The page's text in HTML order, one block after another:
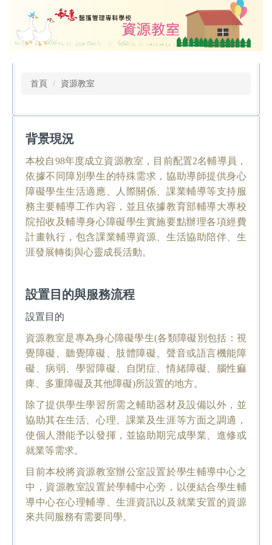
首頁 資源教室
背景現況
本校自98年度成立資源教室，目前配置2名輔導員，
依據不同障別學生的特殊需求，協助導師提供身心
障礙學生生活適應、人際關係、課業輔導等支持服
務主要輔導工作內容，並且依據教育部輔導大專校
院招收及輔導身心障礙學生實施要點辦理各項經費
計畫執行，包含課業輔導資源、生活協助陪伴、生
涯發展轉銜與心靈成長活動。
設置目的與服務流程
設置目的
資源教室是專為身心障礙學生(各類障礙別包括：視
覺障礙、聽覺障礙、肢體障礙、聲音或語言機能障
礙、病弱、學習障礙、自閉症、情緒障礙、腦性痲
痺、多重障礙及其他障礙)所設置的地方。
除了提供學生學習所需之輔助器材及設備以外，並
協助其在生活、心理、課業及生涯等方面之調適，
使個人潛能予以發揮，並協助期完成學業、進修或
就業等需求。
目前本校將資源教室辦公室設置於學生輔導中心之
中，資源教室設置於學輔中心旁，以便結合學生輔
導中心在心理輔導、生涯資訊以及就業安置的資源
來共同服務有需要同學。